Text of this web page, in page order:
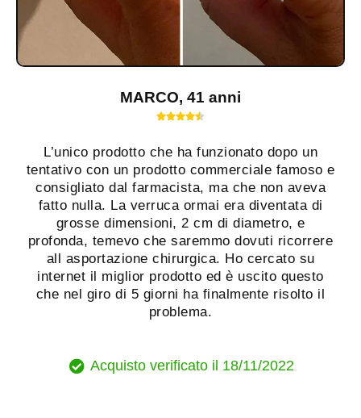
MARCO, 41 anni

L’unico prodotto che ha funzionato dopo un
tentativo con un prodotto commerciale famoso e
consigliato dal farmacista, ma che non aveva
fatto nulla. La verruca ormai era diventata di
grosse dimensioni, 2 cm di diametro, e
profonda, temevo che saremmo dovuti ricorrere
all asportazione chirurgica. Ho cercato su
internet il miglior prodotto ed è uscito questo
che nel giro di 5 giorni ha finalmente risolto il
problema.
Acquisto verificato il 18/11/2022